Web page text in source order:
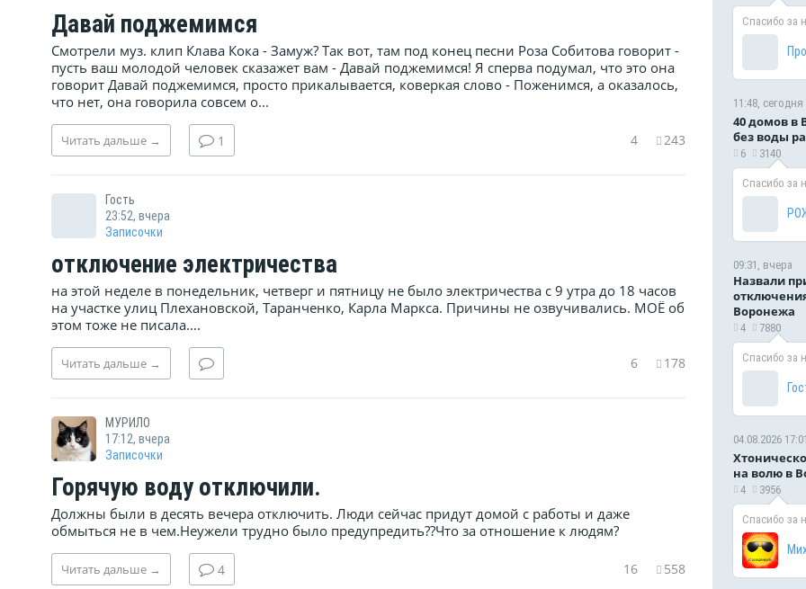
Давай поджемимся
Смотрели муз. клип Клава Кока - Замуж? Так вот, там под конец песни Роза Собитова говорит -
пусть ваш молодой человек сказажет вам - Давай поджемимся! Я сперва подумал, что это она
говорит Давай поджемимся, просто прикалывается, коверкая слово - Поженимся, а оказалось,
что нет, она говорила совсем о...
Читать дальше → 1 4 243
Гость
23:52, вчера
Записочки
отключение электричества
на этой неделе в понедельник, четверг и пятницу не было электричества с 9 утра до 18 часов
на участке улиц Плехановской, Таранченко, Карла Маркса. Причины не озвучивались. МОЁ об
этом тоже не писала….
Читать дальше → 6 178
МУРИЛО
17:12, вчера
Записочки
Горячую воду отключили.
Должны были в десять вечера отключить. Люди сейчас придут домой с работы и даже
обмыться не в чем.Неужели трудно было предупредить??Что за отношение к людям?
Читать дальше → 4 16 558
Спасибо за
11:48, сегодня
40 домов в
без воды
6 3140
Спасибо за
09:31, вчера
Назвали
Воронежа
4 7880
Спасибо за
04.08.2026 17:01
на волю в
4 3956
Спасибо за